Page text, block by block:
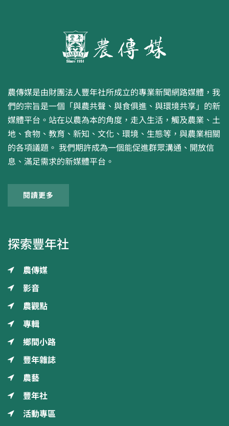
農傳媒是由財團法人豐年社所成立的專業新聞網路媒體，我
們的宗旨是一個「與農共聲、與食俱進、與環境共享」的新
媒體平台。站在以農為本的角度，走入生活，觸及農業、土
地、食物、教育、新知、文化、環境、生態等，與農業相關
的各項議題。 我們期許成為一個能促進群眾溝通、開放信
息、滿足需求的新媒體平台。
閱讀更多
探索豐年社
農傳媒
影音
農觀點
專輯
鄉間小路
豐年雜誌
農藝
豐年社
活動專區